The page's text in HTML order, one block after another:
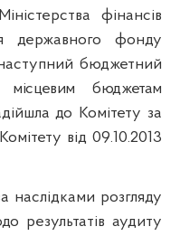
фінансів
державного фонду
бюджетний
місцевим бюджетам
до Комітету за
від 09.10.2013
розгляду
результатів аудиту